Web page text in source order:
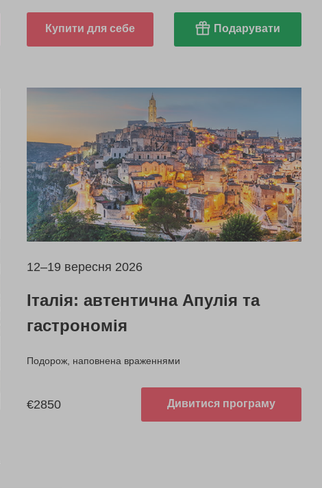
Купити для себе Подарувати
12–19 вересня 2026
Італія: автентична Апулія та
гастрономія
Подорож, наповнена враженнями
€2850 Дивитися програму